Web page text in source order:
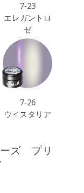
7-23
エレガントロ
ゼ
7-26
ウイスタリア
ーズ プリ